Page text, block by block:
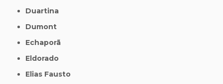
Duartina
Dumont
Echaporã
Eldorado
Elias Fausto